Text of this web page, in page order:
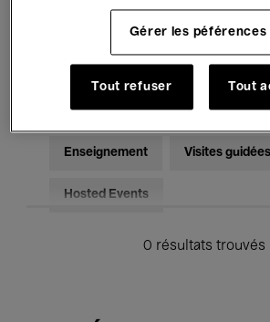
Musique électronique
Pour tous Kids’ Palace
Enseignement Visites guidées
Hosted Events
0 résultats trouvés
Gérer les péférences
Tout refuser Tout